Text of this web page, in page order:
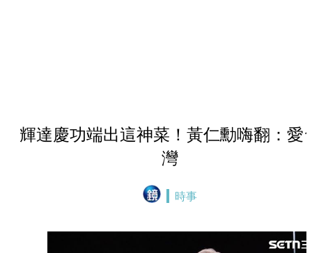
輝達慶功端出這神菜！黃仁勳嗨翻：愛
灣
時事